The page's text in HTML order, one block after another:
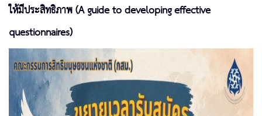
ให้มีประสิทธิภาพ (A guide to developing effective
questionnaires)